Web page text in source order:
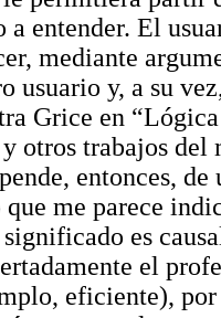
a entender. El
mediante
usuario y, a su
Grice en
otros trabajos
entonces,
me parece
es
el
eficiente),